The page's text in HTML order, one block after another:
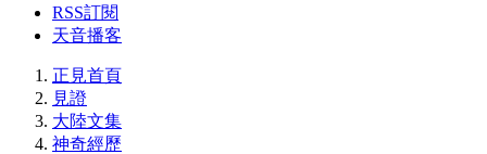
RSS訂閱
天音播客
正見首頁
見證
大陸文集
神奇經歷